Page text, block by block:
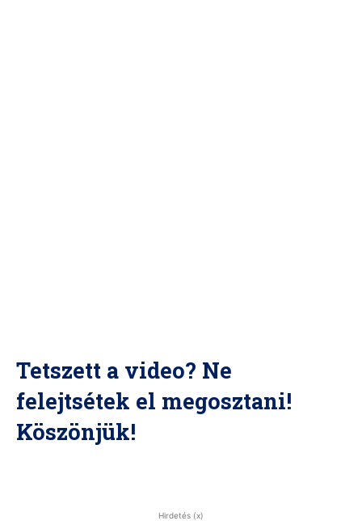
Tetszett a video? Ne
felejtsétek el megosztani!
Köszönjük!
Hirdetés (x)